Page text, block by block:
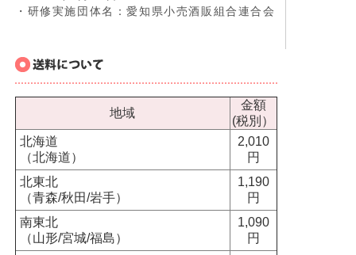
・研修実施団体名：愛知県小売酒販組合連合会
地域
金額
(税別）
北海道
（北海道）
2,010
円
北東北
（青森/秋田/岩手）
1,190
円
南東北
（山形/宮城/福島）
1,090
円